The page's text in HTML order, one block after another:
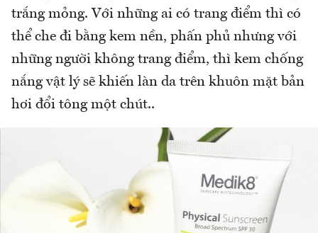
trắng mỏng. Với những ai có trang điểm thì có
thể che đi bằng kem nền, phấn phủ nhưng với
những người không trang điểm, thì kem chống
nắng vật lý sẽ khiến làn da trên khuôn mặt bản
hơi đổi tông một chút..